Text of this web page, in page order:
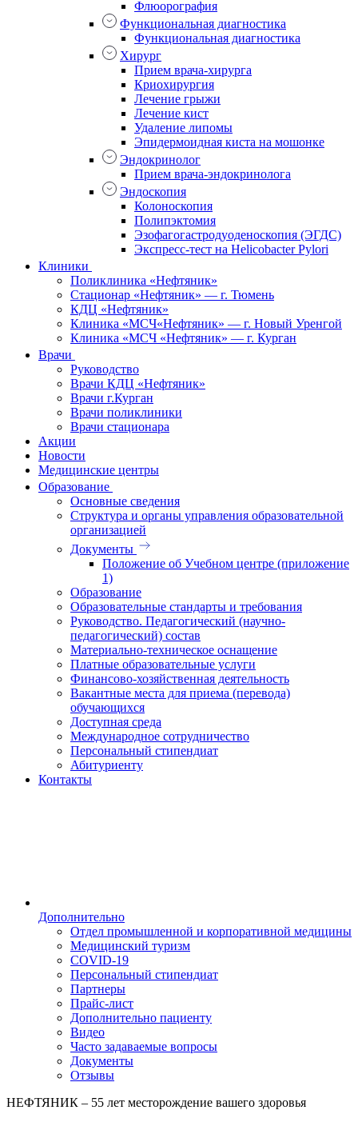
Флюорография
Функциональная диагностика
Функциональная диагностика
Хирург
Прием врача-хирурга
Криохирургия
Лечение грыжи
Лечение кист
Удаление липомы
Эпидермоидная киста на мошонке
Эндокринолог
Прием врача-эндокринолога
Эндоскопия
Колоноскопия
Полипэктомия
Эзофагогастродуоденоскопия (ЭГДС)
Экспресс-тест на Helicobacter Pylori
Клиники
Поликлиника «Нефтяник»
Стационар «Нефтяник» — г. Тюмень
КДЦ «Нефтяник»
Клиника «МСЧ«Нефтяник» — г. Новый Уренгой
Клиника «МСЧ «Нефтяник» — г. Курган
Врачи
Руководство
Врачи КДЦ «Нефтяник»
Врачи г.Курган
Врачи поликлиники
Врачи стационара
Акции
Новости
Медицинские центры
Образование
Основные сведения
Структура и органы управления образовательной
организацией
Документы
Положение об Учебном центре (приложение
1)
Образование
Образовательные стандарты и требования
Руководство. Педагогический (научно-
педагогический) состав
Материально-техническое оснащение
Платные образовательные услуги
Финансово-хозяйственная деятельность
Вакантные места для приема (перевода)
обучающихся
Доступная среда
Международное сотрудничество
Персональный стипендиат
Абитуриенту
Контакты
Дополнительно
Отдел промышленной и корпоративной медицины
Медицинский туризм
COVID-19
Персональный стипендиат
Партнеры
Прайс-лист
Дополнительно пациенту
Видео
Часто задаваемые вопросы
Документы
Отзывы
НЕФТЯНИК – 55 лет месторождение вашего здоровья